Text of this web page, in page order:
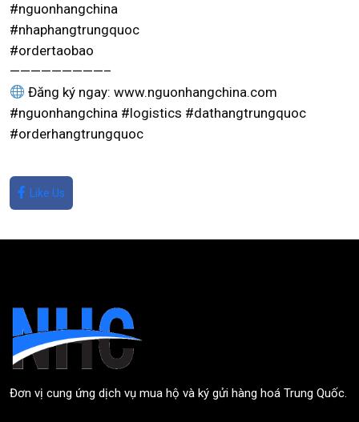
#nguonhangchina
#nhaphangtrungquoc
#ordertaobao
—————————–
Đăng ký ngay: www.nguonhangchina.com
#nguonhangchina #logistics #dathangtrungquoc
#orderhangtrungquoc
Like Us
Đơn vị cung ứng dịch vụ mua hộ và ký gửi hàng hoá Trung Quốc.